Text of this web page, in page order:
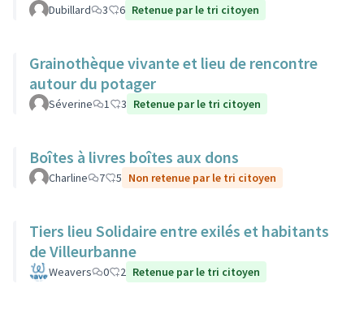
Dubillard 3 6 Retenue par le tri citoyen
Grainothèque vivante et lieu de rencontre
autour du potager
Séverine 1 3 Retenue par le tri citoyen
Boîtes à livres boîtes aux dons
Charline 7 5 Non retenue par le tri citoyen
Tiers lieu Solidaire entre exilés et habitants
de Villeurbanne
Weavers 0 2 Retenue par le tri citoyen